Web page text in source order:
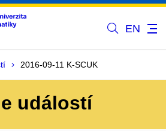
EN
2016-09-11 K-SCUK
událostí